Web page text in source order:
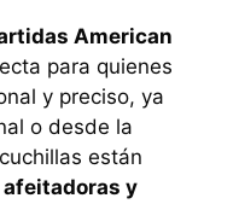
American
para quienes
y preciso, ya
o desde la
están
afeitadoras y